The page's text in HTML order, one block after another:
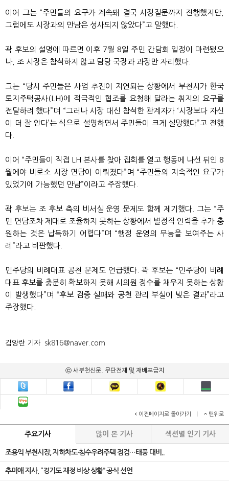
이어 그는 “주민들의 요구가 계속돼 결국 시정질문까지 진행했지만,
그럼에도 시장과의 만남은 성사되지 않았다”고 말했다.
곽 후보의 설명에 따르면 이후 7월 8일 주민 간담회 일정이 마련됐으
나, 조 시장은 참석하지 않고 담당 국장과 과장만 자리했다.
그는 “당시 주민들은 사업 추진이 지연되는 상황에서 부천시가 한국
토지주택공사(LH)에 적극적인 협조를 요청해 달라는 취지의 요구를
전달하려 했다”며 “그러나 시장 대신 참석한 관계자가 ‘시장보다 자신
이 더 잘 안다’는 식으로 설명하면서 주민들이 크게 실망했다”고 전했
다.
이어 “주민들이 직접 LH 본사를 찾아 집회를 열고 행동에 나선 뒤인 8
월에야 비로소 시장 면담이 이뤄졌다”며 “주민들의 지속적인 요구가
있었기에 가능했던 만남”이라고 주장했다.
곽 후보는 조 후보 측의 비서실 운영 문제도 함께 제기했다. 그는 “주
민 면담조차 제대로 조율하지 못하는 상황에서 별정직 인력을 추가 충
원하는 것은 납득하기 어렵다”며 “행정 운영의 무능을 보여주는 사
례”라고 비판했다.
민주당의 비례대표 공천 문제도 언급했다. 곽 후보는 “민주당이 비례
대표 후보를 충분히 확보하지 못해 시의원 정수를 채우지 못하는 상황
이 발생했다”며 “후보 검증 실패와 공천 관리 부실이 빚은 결과”라고
주장했다.
김양란 기자 sk816@naver.com
ⓒ 새부천신문. 무단전재 및 재배포금지
이전페이지로 돌아가기 맨위로
주요기사 많이 본 기사 섹션별 인기 기사
조용익 부천시장, 지하차도·침수우려주택 점검…태풍 대비..
추미애 지사, “경기도 재정 비상 상황” 공식 선언